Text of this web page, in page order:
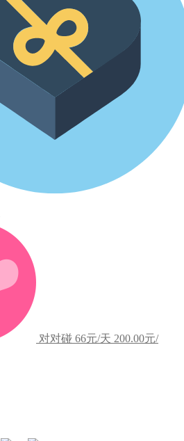
对对碰 66元/天 200.00元/